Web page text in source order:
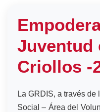
Juventud
Criollos -
La GRDIS, a través
Social – Área del